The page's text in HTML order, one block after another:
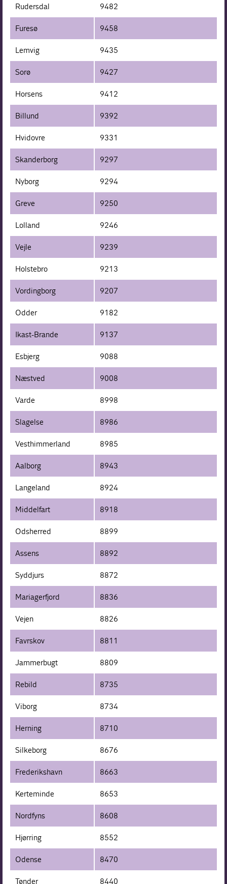
Rudersdal 9482
Furesø 9458
Lemvig 9435
Sorø 9427
Horsens 9412
Billund 9392
Hvidovre 9331
Skanderborg 9297
Nyborg 9294
Greve 9250
Lolland 9246
Vejle 9239
Holstebro 9213
Vordingborg 9207
Odder 9182
Ikast-Brande 9137
Esbjerg 9088
Næstved 9008
Varde 8998
Slagelse 8986
Vesthimmerland 8985
Aalborg 8943
Langeland 8924
Middelfart 8918
Odsherred 8899
Assens 8892
Syddjurs 8872
Mariagerfjord 8836
Vejen 8826
Favrskov 8811
Jammerbugt 8809
Rebild 8735
Viborg 8734
Herning 8710
Silkeborg 8676
Frederikshavn 8663
Kerteminde 8653
Nordfyns 8608
Hjørring 8552
Odense 8470
Tønder 8440